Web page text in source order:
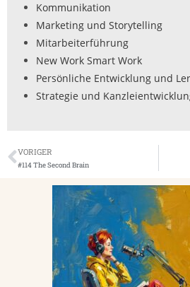
Kommunikation
Marketing und Storytelling
Mitarbeiterführung
New Work Smart Work
Persönliche Entwicklung und
Strategie und
VORIGER
#114 The Second Brain